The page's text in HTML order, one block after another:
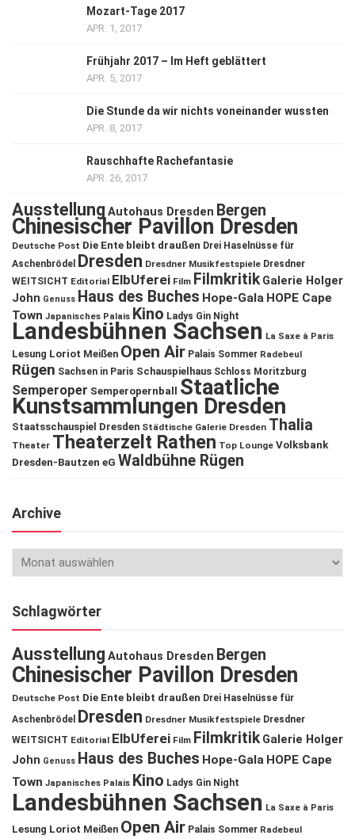
Mozart-Tage 2017
APR. 1, 2017
Frühjahr 2017 – Im Heft geblättert
APR. 5, 2017
Die Stunde da wir nichts voneinander wussten
APR. 8, 2017
Rauschhafte Rachefantasie
APR. 26, 2017
Ausstellung Autohaus Dresden Bergen
Chinesischer Pavillon Dresden
Deutsche Post Die Ente bleibt draußen Drei Haselnüsse für
Aschenbrödel
Dresden Dresdner Musikfestspiele Dresdner
WEITSICHT Editorial ElbUferei Film Filmkritik Galerie Holger
John Genuss Haus des Buches Hope-Gala HOPE Cape
Town Japanisches Palais Kino Ladys Gin Night
Landesbühnen Sachsen La Saxe à Paris
Lesung Loriot Meißen Open Air Palais Sommer Radebeul
Rügen Sachsen in Paris Schauspielhaus Schloss Moritzburg
Semperoper Semperopernball Staatliche
Kunstsammlungen Dresden
Staatsschauspiel Dresden Städtische Galerie Dresden Thalia
Theater Theaterzelt Rathen Top Lounge Volksbank
Dresden-Bautzen eG Waldbühne Rügen
Archive
Schlagwörter
Ausstellung Autohaus Dresden Bergen
Chinesischer Pavillon Dresden
Deutsche Post Die Ente bleibt draußen Drei Haselnüsse für
Aschenbrödel
Dresden Dresdner Musikfestspiele Dresdner
WEITSICHT Editorial ElbUferei Film Filmkritik Galerie Holger
John Genuss Haus des Buches Hope-Gala HOPE Cape
Town Japanisches Palais Kino Ladys Gin Night
Landesbühnen Sachsen La Saxe à Paris
Lesung Loriot Meißen Open Air Palais Sommer Radebeul